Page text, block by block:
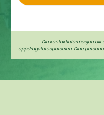
Din kontaktinformasjon
oppdragsforespørselen. Dine